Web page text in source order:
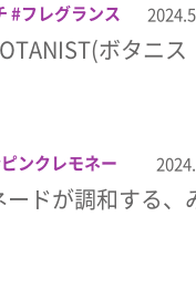
フレグランス
ボタニス
ピンクレモネー
ドが調和する、